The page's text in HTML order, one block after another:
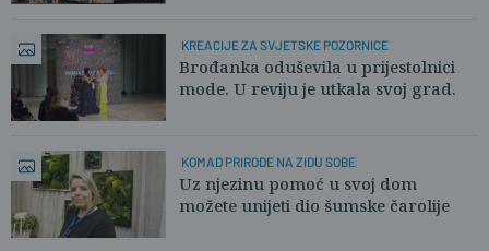
KREACIJE ZA SVJETSKE POZORNICE
Brođanka oduševila u prijestolnici
mode. U reviju je utkala svoj grad.
KOMAD PRIRODE NA ZIDU SOBE
Uz njezinu pomoć u svoj dom
možete unijeti dio šumske čarolije